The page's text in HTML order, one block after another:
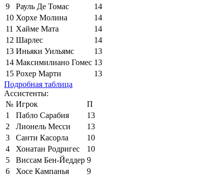
9
Рауль Де Томас
14
10 Хорхе Молина
14
11 Хайме Мата
14
12 Шарлес
14
13 Иньяки Уильямс
13
14 Максимилиано Гомес 13
15 Рохер Марти
13
Подробная таблица
Ассистенты:
№ Игрок
П
1
Пабло Сарабия
13
2
Лионель Месси
13
3
Санти Касорла
10
4
Хонатан Родригес
10
5
Виссам Бен-Йеддер 9
6
Хосе Кампанья
9